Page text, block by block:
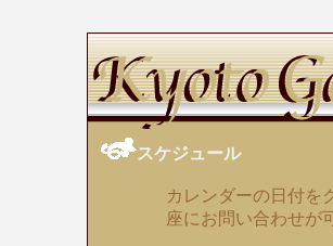
スケジュール
カレンダーの日付を
座にお問い合わせが